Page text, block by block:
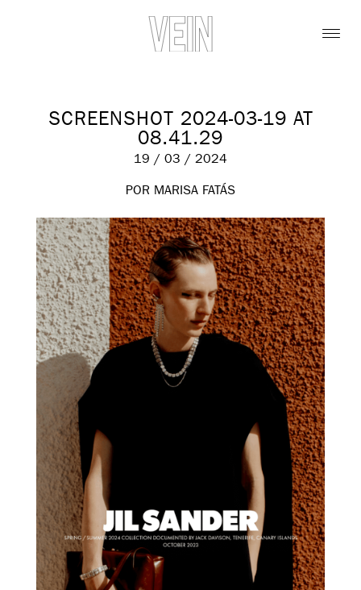
SCREENSHOT 2024-03-19 AT
08.41.29
19 / 03 / 2024
POR MARISA FATÁS